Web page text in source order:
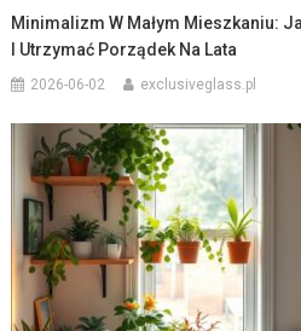
Minimalizm W Małym Mieszkaniu:
I Utrzymać Porządek Na Lata
2026-06-02 exclusiveglass.pl